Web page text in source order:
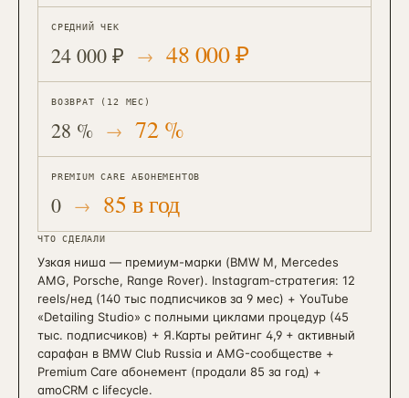
СРЕДНИЙ ЧЕК
24 000 ₽ 48 000 ₽
ВОЗВРАТ (12 МЕС)
28 % 72 %
PREMIUM CARE АБОНЕМЕНТОВ
0 85 в год
ЧТО СДЕЛАЛИ
Узкая ниша — премиум-марки (BMW M, Mercedes
AMG, Porsche, Range Rover). Instagram-стратегия: 12
reels/нед (140 тыс подписчиков за 9 мес) + YouTube
«Detailing Studio» с полными циклами процедур (45
тыс. подписчиков) + Я.Карты рейтинг 4,9 + активный
сарафан в BMW Club Russia и AMG-сообществе +
Premium Care абонемент (продали 85 за год) +
amoCRM с lifecycle.